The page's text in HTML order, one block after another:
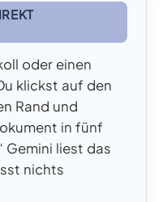
oder einen
klickst auf den
Rand und
in fünf
Gemini liest das
nichts